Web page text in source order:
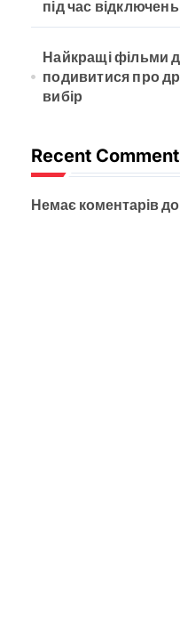
під час відключень
Найкращі фільми
подивитися про
вибір
Recent
Немає коментарів